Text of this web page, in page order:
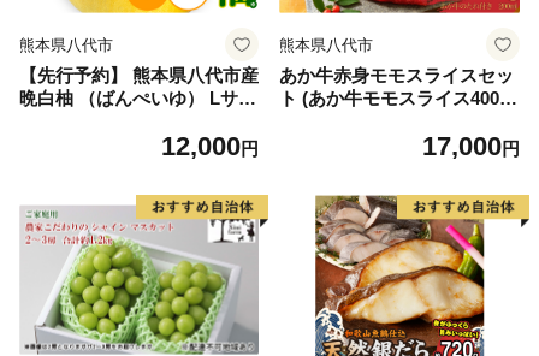
熊本県八代市
【先行予約】 熊本県八代市産
晩白柚 （ばんぺいゆ） Lサイ
もの フルーツ おやつ 特産 熊
12,000円
熊本県八代市
あか牛赤身モモスライスセッ
ト (あか牛モモスライス400
17,000円